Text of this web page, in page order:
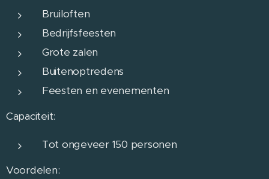
Bruiloften
Bedrijfsfeesten
Grote zalen
Buitenoptredens
Feesten en evenementen
Capaciteit:
Tot ongeveer 150 personen
Voordelen: